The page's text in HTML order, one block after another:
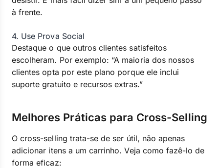
à frente.
4. Use Prova Social
Destaque o que outros clientes satisfeitos
escolheram. Por exemplo: “A maioria dos nossos
clientes opta por este plano porque ele inclui
suporte gratuito e recursos extras.”
Melhores Práticas para Cross-Selling
O cross-selling trata-se de ser útil, não apenas
adicionar itens a um carrinho. Veja como fazê-lo de
forma eficaz: